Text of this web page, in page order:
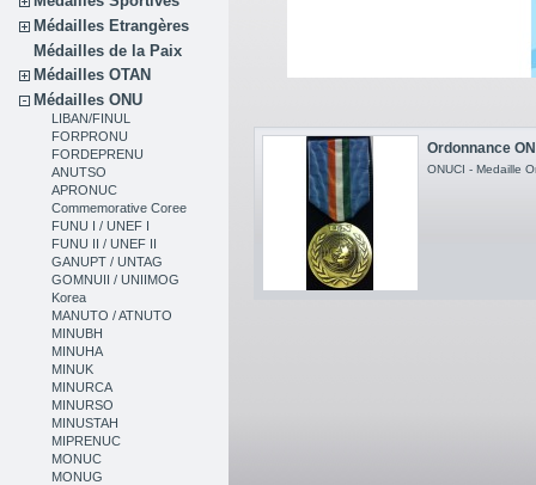
Médailles Etrangères
Médailles de la Paix
Médailles OTAN
Médailles ONU
LIBAN/FINUL
FORPRONU
FORDEPRENU
ANUTSO
APRONUC
Commemorative Coree
FUNU I / UNEF I
FUNU II / UNEF II
GANUPT / UNTAG
GOMNUII / UNIIMOG
Korea
MANUTO / ATNUTO
MINUBH
MINUHA
MINUK
MINURCA
MINURSO
MINUSTAH
MIPRENUC
MONUC
MONUG
Ordonnance
ONUCI - Medaille